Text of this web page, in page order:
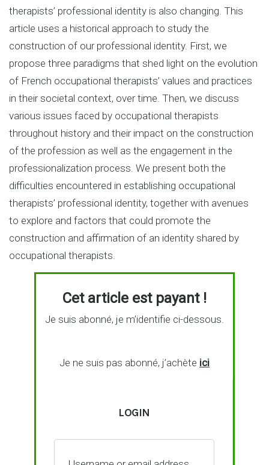
therapists’ professional identity is also changing. This
article uses a historical approach to study the
construction of our professional identity. First, we
propose three paradigms that shed light on the evolution
of French occupational therapists’ values and practices
in their societal context, over time. Then, we discuss
various issues faced by occupational therapists
throughout history and their impact on the construction
of the profession as well as the engagement in the
professionalization process. We present both the
difficulties encountered in establishing occupational
therapists’ professional identity, together with avenues
to explore and factors that could promote the
construction and affirmation of an identity shared by
occupational therapists.
Cet article est payant !
Je suis abonné, je m’identifie ci-dessous.
Je ne suis pas abonné, j’achète ici
LOGIN